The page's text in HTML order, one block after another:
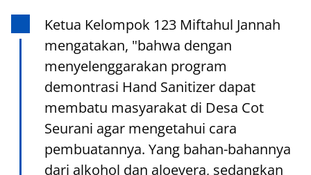
Ketua Kelompok 123 Miftahul Jannah
mengatakan, "bahwa dengan
menyelenggarakan program
demontrasi Hand Sanitizer dapat
membatu masyarakat di Desa Cot
Seurani agar mengetahui cara
pembuatannya. Yang bahan-bahannya
dari alkohol dan aloevera, sedangkan